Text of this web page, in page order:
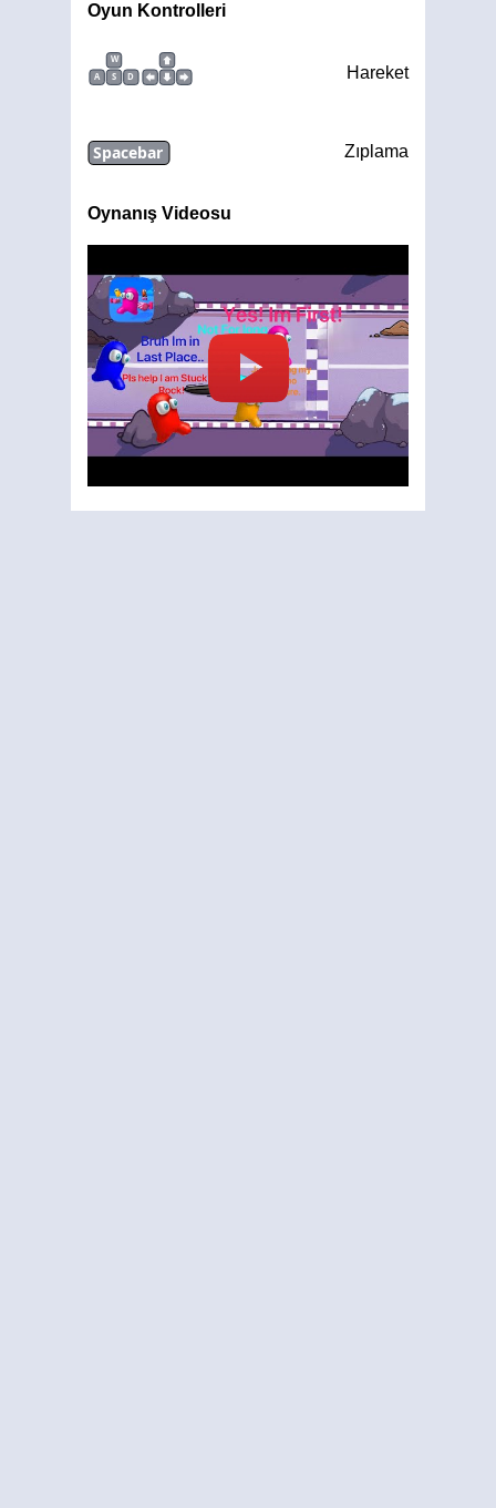
Oyun Kontrolleri
W
A
S D Hareket
Spacebar Zıplama
Oynanış Videosu